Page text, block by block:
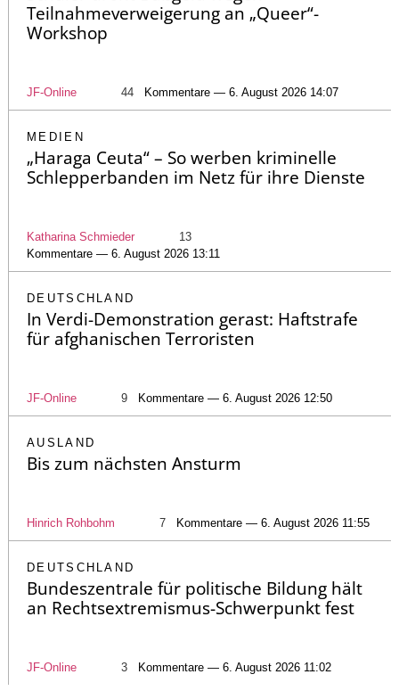
Teilnahmeverweigerung an „Queer“-
Workshop
JF-Online 44 Kommentare — 6. August 2026 14:07
MEDIEN
„Haraga Ceuta“ – So werben kriminelle
Schlepperbanden im Netz für ihre Dienste
Katharina Schmieder
13
Kommentare — 6. August 2026 13:11
DEUTSCHLAND
In Verdi-Demonstration gerast: Haftstrafe
für afghanischen Terroristen
JF-Online 9 Kommentare — 6. August 2026 12:50
AUSLAND
Bis zum nächsten Ansturm
Hinrich Rohbohm 7 Kommentare — 6. August 2026 11:55
DEUTSCHLAND
Bundeszentrale für politische Bildung hält
an Rechtsextremismus-Schwerpunkt fest
JF-Online 3 Kommentare — 6. August 2026 11:02